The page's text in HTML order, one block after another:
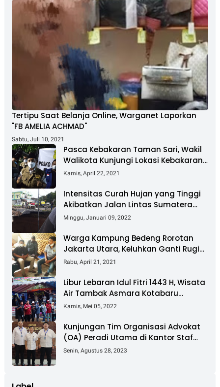
Tertipu Saat Belanja Online, Warganet Laporkan
"FB AMELIA ACHMAD"
Sabtu, Juli 10, 2021
Pasca Kebakaran Taman Sari, Wakil
Walikota Kunjungi Lokasi Kebakaran
Dan Salurkan Bantuan
Kamis, April 22, 2021
Intensitas Curah Hujan yang Tinggi
Akibatkan Jalan Lintas Sumatera
Nyaris Putus
Minggu, Januari 09, 2022
Warga Kampung Bedeng Rorotan
Jakarta Utara, Keluhkan Ganti Rugi
Pembebasan Lahan Tol Cibitung -
Rabu, April 21, 2021
Libur Lebaran Idul Fitri 1443 H, Wisata
Air Tambak Asmara Kotabaru
Dipadati Ribuan Pengunjung
Kamis, Mei 05, 2022
Kunjungan Tim Organisasi Advokat
(OA) Peradi Utama di Kantor Staf
Kepresidenan RI Istana Negara
Senin, Agustus 28, 2023